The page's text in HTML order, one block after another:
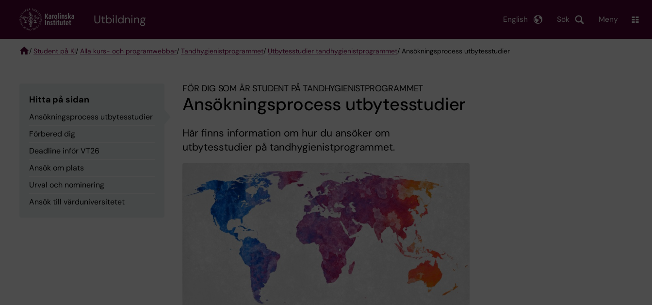
content
Utbildning Sök
English Meny
/ Student på KI/ Alla kurs- och programwebbar/ Tandhygienist­programmet/ Utbytesstudier tandhygienistprogrammet/ Ansökningsprocess utbytesstudier
Hitta på sidan
Ansökningsprocess utbytesstudier
Förbered dig
Deadline inför VT26
Ansök om plats
Urval och nominering
Ansök till värduniversitetet
FÖR DIG SOM ÄR STUDENT PÅ TANDHYGIENIST­PROGRAMMET
Ansökningsprocess utbytesstudier
Här finns information om hur du ansöker om
utbytesstudier på tandhygienistprogrammet.